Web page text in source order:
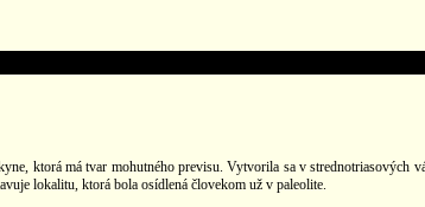
ktorá má tvar mohutného previsu. Vytvorila sa v
lokalitu, ktorá bola osídlená človekom už v paleolite.